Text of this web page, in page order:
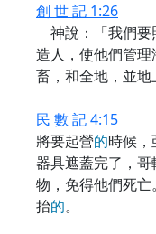
創 世 記 1:26
神說：「我們要
造人，使他們管理
畜，和全地，並地
民 數 記 4:15
將要起營的時候
器具遮蓋完了，哥
物，免得他們死
抬的。